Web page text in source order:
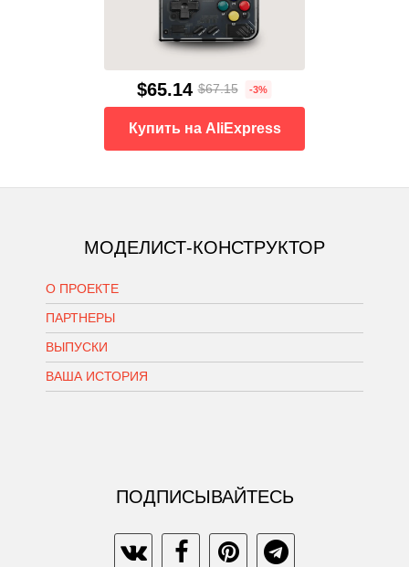
$65.14 $67.15 -3%
Купить на AliExpress
МОДЕЛИСТ-КОНСТРУКТОР
О ПРОЕКТЕ
ПАРТНЕРЫ
ВЫПУСКИ
ВАША ИСТОРИЯ
ПОДПИСЫВАЙТЕСЬ